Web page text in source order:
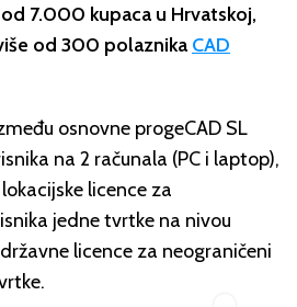
7.000 kupaca u Hrvatskoj,
od 300 polaznika CAD
osnovne progeCAD SL
na 2 računala (PC i laptop),
licence za
jedne tvrtke na nivou
licence za neograničeni